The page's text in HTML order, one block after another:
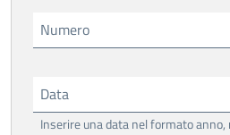
Numero
Data
Inserire una data nel formato